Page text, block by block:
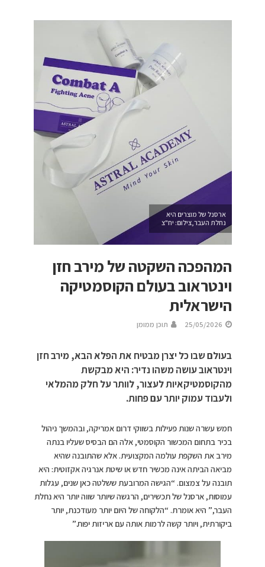
ארסנל של מוצרים היא
נחלת העבר,צילום: יח"צ
המהפכה השקטה של מירב חזן
וינטראוב בעולם הקוסמטיקה
הישראלית
25/05/2026 תוכן ממומן
בעולם שבו כל יצרן מבטיח את הפלא הבא, מירב חזן
וינטראוב עושה משהו נדיר: היא מבקשת
מהקוסמטיקאיות לעצור, לוותר על חלק מהמלאי
ולעבוד עמוק יותר עם פחות.
חמש עשרה שנות פעילות בשווקי דרום אמריקה, ובהמשך ניהול
בכיר בתחום המכשור הקוסמטי, אלה הם הבסיס שעליו בנתה
מירב את השקפת עולמה המקצועית. אלא שהתובנה שהיא
מביאה הביתה אינה מכשיר חדש או שיטת אנרגיה אקזוטית: היא
תובנה על צמצום. “הגישה המרובעת ששלטה כאן שנים, עגלות
עמוסות, ארסנל של תכשירים, הרגשה שיותר שווה יותר היא נחלת
העבר,” היא אומרת. “הלקוחה של היום יותר מעודכנת, יותר
ביקורתית, ויותר קשה לרמות אותה עם אריזות יפות.”